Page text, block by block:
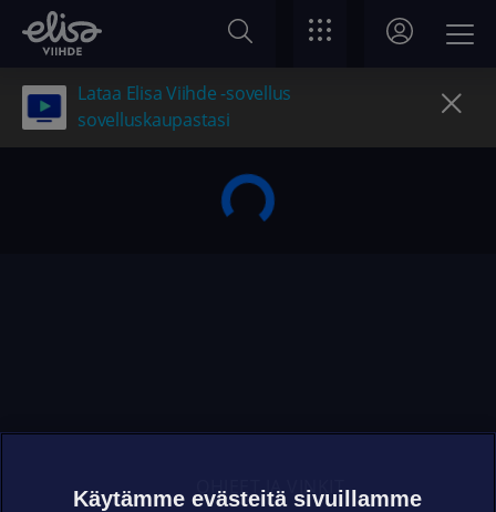
Lataa Elisa Viihde -sovellus
sovelluskaupastasi
OHJEET JA VINKIT
Käytämme evästeitä sivuillamme